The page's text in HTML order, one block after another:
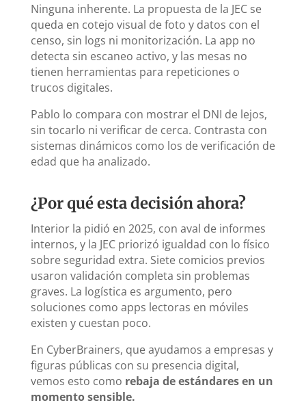
Ninguna inherente. La propuesta de la JEC se
queda en cotejo visual de foto y datos con el
censo, sin logs ni monitorización. La app no
detecta sin escaneo activo, y las mesas no
tienen herramientas para repeticiones o
trucos digitales.
Pablo lo compara con mostrar el DNI de lejos,
sin tocarlo ni verificar de cerca. Contrasta con
sistemas dinámicos como los de verificación de
edad que ha analizado.
¿Por qué esta decisión ahora?
Interior la pidió en 2025, con aval de informes
internos, y la JEC priorizó igualdad con lo físico
sobre seguridad extra. Siete comicios previos
usaron validación completa sin problemas
graves. La logística es argumento, pero
soluciones como apps lectoras en móviles
existen y cuestan poco.
En CyberBrainers, que ayudamos a empresas y
figuras públicas con su presencia digital,
vemos esto como rebaja de estándares en un
momento sensible.